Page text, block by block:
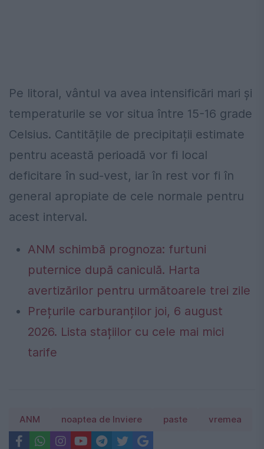
Pe litoral, vântul va avea intensificări mari și
temperaturile se vor situa între 15-16 grade
Celsius. Cantitățile de precipitații estimate
pentru această perioadă vor fi local
deficitare în sud-vest, iar în rest vor fi în
general apropiate de cele normale pentru
acest interval.
ANM schimbă prognoza: furtuni
puternice după caniculă. Harta
avertizărilor pentru următoarele trei zile
Prețurile carburanților joi, 6 august
2026. Lista stațiilor cu cele mai mici
tarife
ANM noaptea de Inviere paste vremea